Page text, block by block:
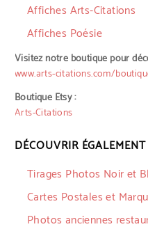
Affiches Arts-Citations
Affiches Poésie
Visitez notre boutique pour
www.arts-citations.com/
Boutique Etsy :
Arts-Citations
DÉCOUVRIR ÉGALEMENT
Tirages Photos Noir et
Cartes Postales et
Photos anciennes